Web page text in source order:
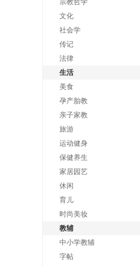
宗教哲学
文化
社会学
传记
法律
生活
美食
孕产胎教
亲子家教
旅游
运动健身
保健养生
家居园艺
休闲
育儿
时尚美妆
教辅
中小学教辅
字帖